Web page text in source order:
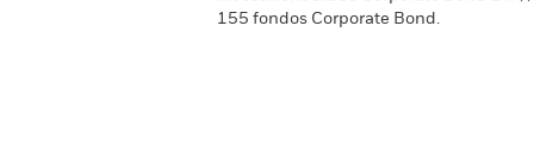
155 fondos Corporate Bond.